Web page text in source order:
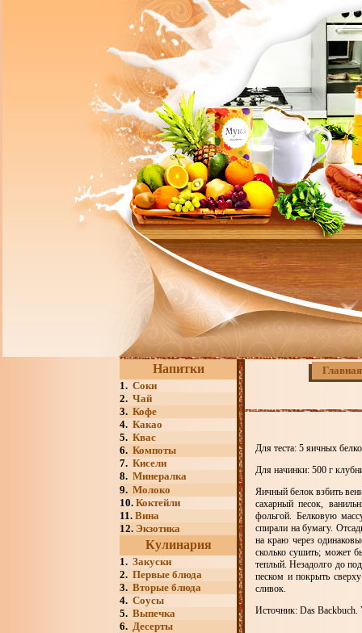
Напитки
1. Соки
2. Чай
3. Кофе
4. Какао
5. Квас
6. Компоты
7. Кисели
8. Минералка
9. Молоко
10. Коктейли
11. Вина
12. Экзотика
Кулинария
1. Закуски
2. Первые блюда
3. Вторые блюда
4. Соусы
5. Выпечка
6. Десерты
Главная
Для теста: 5 яичных
Для начинки: 500 г
Яичный белок взбить
сахарный песок,
фольгой. Белковую
спирали на бумагу.
на краю через
сколько сушить; может
теплый. Незадолго до
песком и покрыть
сливок.
Источник: Das Backbuch.